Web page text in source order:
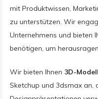
mit Produktwissen,
zu unterstützen. Wir
Unternehmens und bieten
benötigen, um
Wir bieten Ihnen 3D-
Sketchup und 3dsmax an,